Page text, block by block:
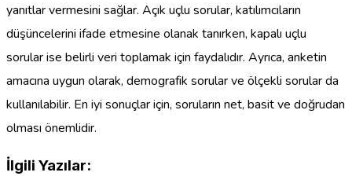
yanıtlar vermesini sağlar. Açık uçlu sorular, katılımcıların
düşüncelerini ifade etmesine olanak tanırken, kapalı uçlu
sorular ise belirli veri toplamak için faydalıdır. Ayrıca, anketin
amacına uygun olarak, demografik sorular ve ölçekli sorular da
kullanılabilir. En iyi sonuçlar için, soruların net, basit ve doğrudan
olması önemlidir.
İlgili Yazılar: